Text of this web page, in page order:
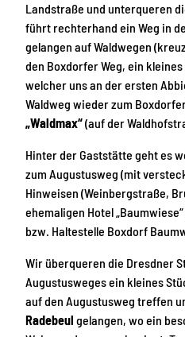
Landstraße und unterqueren
führt rechterhand ein Weg in
gelangen auf Waldwegen
den Boxdorfer Weg, ein
welcher uns an der ersten
Waldweg wieder zum
„Waldmax“(auf der
Hinter der Gaststätte geht es
zum Augustusweg (mit
Hinweisen (Weinbergstraße,
ehemaligen Hotel
bzw. Haltestelle Boxdorf
Wir überqueren die Dresdner
Augustusweges ein kleines
auf den Augustusweg treffen
Radebeul gelangen, wo ein